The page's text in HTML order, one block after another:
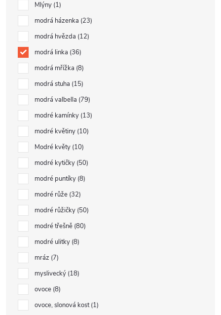
Mlýny 1
modrá házenka 23
modrá hvězda 12
modrá linka 36
modrá mřížka 8
modrá stuha 15
modrá valbella 79
modré kamínky 13
modré květiny 10
Modré květy 10
modré kytičky 50
modré puntíky 8
modré růže 32
modré růžičky 50
modré třešně 80
modré ulitky 8
mráz 7
myslivecký 18
ovoce 8
ovoce, slonová kost 1